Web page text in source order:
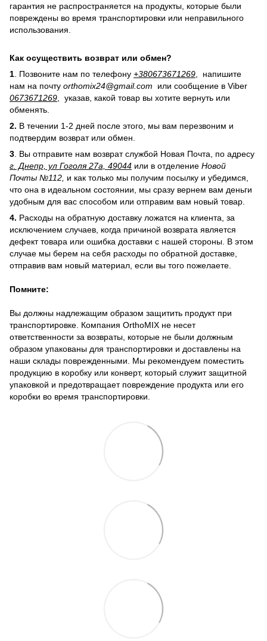
гарантия не распространяется на продукты, которые были
повреждены во время транспортировки или неправильного
использования.
Как осуществить возврат или обмен?
1 . Позвоните нам по телефону +380673671269 , напишите
нам на почту orthomix24@gmail.com или сообщение в Viber
0673671269 , указав, какой товар вы хотите вернуть или
обменять.
2. В течении 1-2 дней после этого, мы вам перезвоним и
подтвердим возврат или обмен.
3 . Вы отправите нам возврат службой Новая Почта, по адресу
г. Днепр, ул Гоголя 27а, 49044 или в отделение Новой
Почты №112, и как только мы получим посылку и убедимся,
что она в идеальном состоянии, мы сразу вернем вам деньги
удобным для вас способом или отправим вам новый товар.
4. Расходы на обратную доставку ложатся на клиента, за
исключением случаев, когда причиной возврата является
дефект товара или ошибка доставки с нашей стороны. В этом
случае мы берем на себя расходы по обратной доставке,
отправив вам новый материал, если вы того пожелаете.
Помните:
Вы должны надлежащим образом защитить продукт при
транспортировке. Компания OrthoMIX не несет
ответственности за возвраты, которые не были должным
образом упакованы для транспортировки и доставлены на
наши склады поврежденными. Мы рекомендуем поместить
продукцию в коробку или конверт, который служит защитной
упаковкой и предотвращает повреждение продукта или его
коробки во время транспортировки.